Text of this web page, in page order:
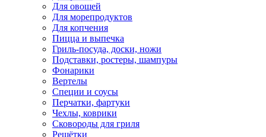
Для овощей
Для морепродуктов
Для копчения
Пицца и выпечка
Гриль-посуда, доски, ножи
Подставки, ростеры, шампуры
Фонарики
Вертелы
Специи и соусы
Перчатки, фартуки
Чехлы, коврики
Сковороды для гриля
Решётки